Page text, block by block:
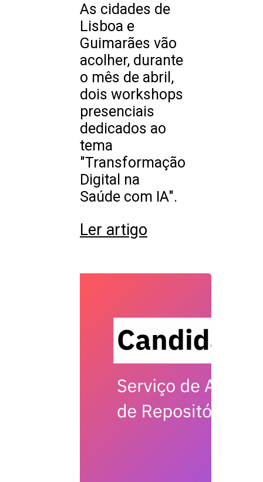
As cidades de
Lisboa e
Guimarães vão
acolher, durante
o mês de abril,
dois workshops
presenciais
dedicados ao
tema
"Transformação
Digital na
Saúde com IA".
Ler artigo